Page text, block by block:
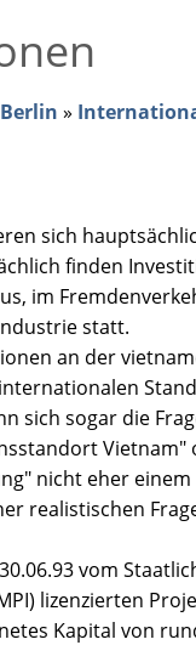
»
sich
finden
im
statt.
an der
sich sogar die
Vietnam"
nicht eher
realistischen
vom
lizenzierten
Kapital von